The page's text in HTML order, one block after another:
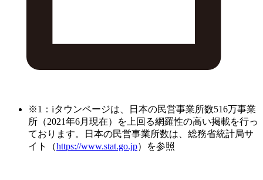
※1：iタウンページは、日本の民営事業所数516万事業
所（2021年6月現在）を上回る網羅性の高い掲載を行っ
ております。日本の民営事業所数は、総務省統計局サ
イト（https://www.stat.go.jp）を参照